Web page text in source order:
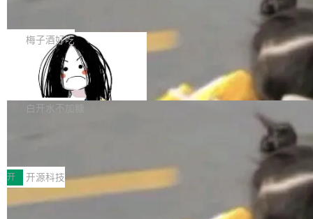
提交的编辑请求也长期处于待处理状态。 Groki
pedia 于去年底上线，定位为由人工智能生成内
容的百科平台，被马斯克视为传统众包百科网站
维基百科的替代方案。Lawfare 调查发现，无论
热门页面还是低关注度页面，均未出现近期更
是这样的：配 MessageSource 的 Bean、写 R
eloadableResourceBundleMessageSource、
声明 LocaleResolver、注册 LocaleChangeInt
erceptor…五六步之后才能看到第一行翻译文
本。 Solon 换了个方式。整个 i18n 模块围绕三
梅子酒好吃
Apache Doris 4.1 全面增强 Iceberg：
支持 UPDATE、MERGE INTO 与 Iceb
erg V3
Apache Doris 4.1 要补齐的，正是缺失的那一
半。在已有查询能力的基础上，Doris 进一步支
常维护操作，并完整支持 Iceberg V3 格式。
白开水不加糖
村国家自主创新示范区会议中心开幕。本届大会
由中关村智联软件服务业质量创新联盟主办，以
“智构可信·质创未来——AI原生时代的质量新范
开 开源科技
让非法状态不可表示：一篇关于 ADT